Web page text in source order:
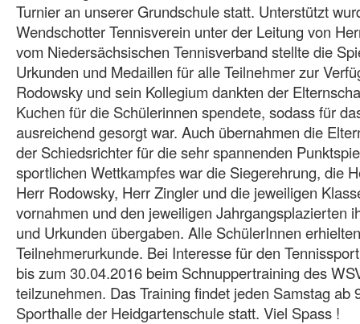
Turnier an unserer Grundschule statt. Unterstützt
Wendschotter Tennisverein unter der Leitung von
vom Niedersächsischen Tennisverband stellte die
Urkunden und Medaillen für alle Teilnehmer zur
Rodowsky und sein Kollegium dankten der
Kuchen für die Schülerinnen spendete, sodass für
ausreichend gesorgt war. Auch übernahmen die
der Schiedsrichter für die sehr spannenden
sportlichen Wettkampfes war die Siegerehrung, die
Herr Rodowsky, Herr Zingler und die jeweiligen
vornahmen und den jeweiligen Jahrgangsplazierten
und Urkunden übergaben. Alle SchülerInnen
Teilnehmerurkunde. Bei Interesse für den
bis zum 30.04.2016 beim Schnuppertraining des
teilzunehmen. Das Training findet jeden Samstag ab
Sporthalle der Heidgartenschule statt. Viel Spass !